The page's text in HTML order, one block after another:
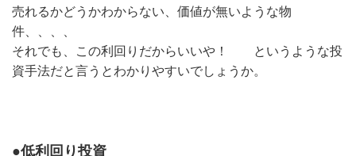
売れるかどうかわからない、価値が無いような物
件、、、、
それでも、この利回りだからいいや！ というような投
資手法だと言うとわかりやすいでしょうか。
●低利回り投資